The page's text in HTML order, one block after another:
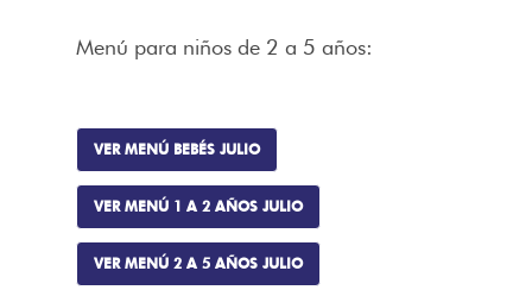
Menú para niños de 2 a 5 años:
VER MENÚ BEBÉS JULIO
VER MENÚ 1 A 2 AÑOS JULIO
VER MENÚ 2 A 5 AÑOS JULIO